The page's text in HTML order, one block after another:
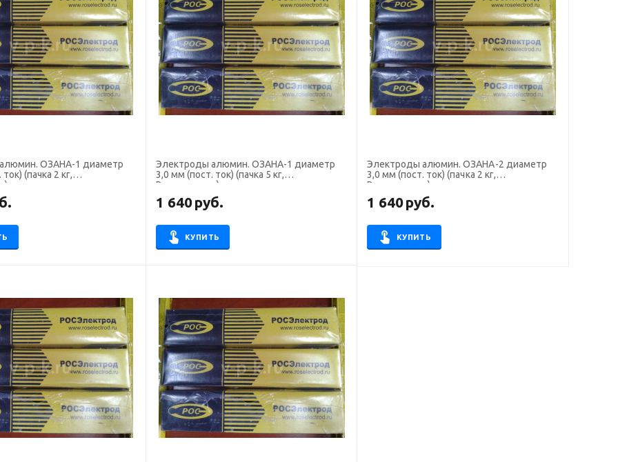
ОЗАНА-1 диаметр
(пачка 2 кг,
Электроды алюмин. ОЗАНА-1 диаметр
3,0 мм (пост. ток) (пачка 5 кг,
Росэлектрод)
1 640руб.
КУПИТЬ
Электроды алюмин. ОЗАНА-2 диаметр
3,0 мм (пост. ток) (пачка 2 кг,
Росэлектрод)
1 640руб.
КУПИТЬ